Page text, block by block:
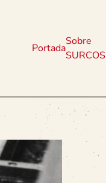
Portada
Sobre
SURCOS